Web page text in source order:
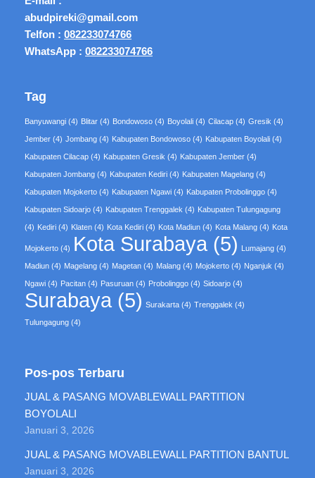
abudpireki@gmail.com
Telfon : 082233074766
WhatsApp : 082233074766
Tag
Banyuwangi (4) Blitar (4) Bondowoso (4) Boyolali (4) Cilacap (4) Gresik (4)
Jember (4) Jombang (4) Kabupaten Bondowoso (4) Kabupaten Boyolali (4)
Kabupaten Cilacap (4) Kabupaten Gresik (4) Kabupaten Jember (4)
Kabupaten Jombang (4) Kabupaten Kediri (4) Kabupaten Magelang (4)
Kabupaten Mojokerto (4) Kabupaten Ngawi (4) Kabupaten Probolinggo (4)
Kabupaten Sidoarjo (4) Kabupaten Trenggalek (4) Kabupaten Tulungagung
(4) Kediri (4) Klaten (4) Kota Kediri (4) Kota Madiun (4) Kota Malang (4) Kota
Mojokerto (4) Kota Surabaya (5) Lumajang (4)
Madiun (4) Magelang (4) Magetan (4) Malang (4) Mojokerto (4) Nganjuk (4)
Ngawi (4) Pacitan (4) Pasuruan (4) Probolinggo (4) Sidoarjo (4)
Surabaya (5) Surakarta (4) Trenggalek (4)
Tulungagung (4)
Pos-pos Terbaru
JUAL & PASANG MOVABLEWALL PARTITION
BOYOLALI
Januari 3, 2026
JUAL & PASANG MOVABLEWALL PARTITION BANTUL
Januari 3, 2026